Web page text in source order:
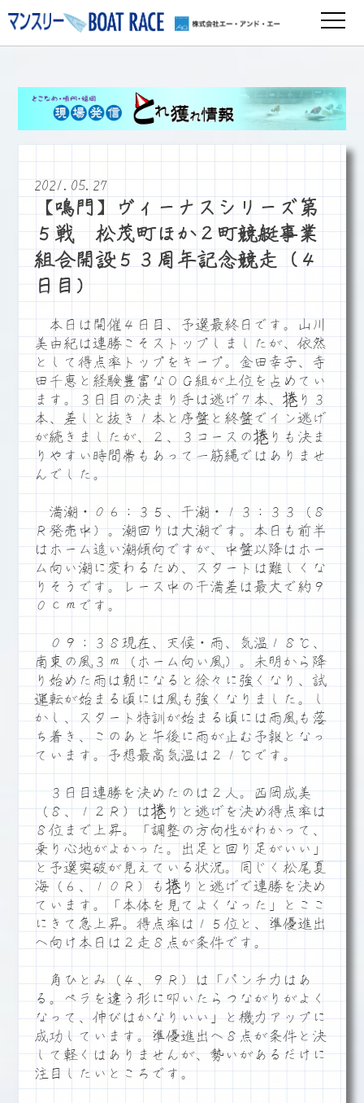
2021.05.27
【鳴門】ヴィーナスシリーズ第
５戦 松茂町ほか２町競艇事業
組合開設５３周年記念競走（４
日目）
本日は開催４日目、予選最終日です。山川
美由紀は連勝こそストップしましたが、依然
として得点率トップをキープ。金田幸子、寺
田千恵と経験豊富なＯＧ組が上位を占めてい
ます。３日目の決まり手は逃げ７本、捲り３
本、差しと抜き１本と序盤と終盤でイン逃げ
が続きましたが、２、３コースの捲りも決ま
りやすい時間帯もあって一筋縄ではありませ
んでした。
満潮・０６：３５、干潮・１３：３３（８
Ｒ発売中）。潮回りは大潮です。本日も前半
はホーム追い潮傾向ですが、中盤以降はホー
ム向い潮に変わるため、スタートは難しくな
りそうです。レース中の干満差は最大で約９
０ｃｍです。
０９：３８現在、天候・雨、気温１８℃、
南東の風３ｍ（ホーム向い風）。未明から降
り始めた雨は朝になると徐々に強くなり、試
運転が始まる頃には風も強くなりました。し
かし、スタート特訓が始まる頃には雨風も落
ち着き、このあと午後に雨が止む予報となっ
ています。予想最高気温は２１℃です。
３日目連勝を決めたのは２人。西岡成美
（８、１２Ｒ）は捲りと逃げを決め得点率は
８位まで上昇。「調整の方向性がわかって、
乗り心地がよかった。出足と回り足がいい」
と予選突破が見えている状況。同じく松尾夏
海（６、１０Ｒ）も捲りと逃げで連勝を決め
ています。「本体を見てよくなった」とここ
にきて急上昇。得点率は１５位と、準優進出
へ向け本日は２走８点が条件です。
角ひとみ（４、９Ｒ）は「パンチ力はあ
る。ペラを違う形に叩いたらつながりがよく
なって、伸びはかなりいい」と機力アップに
成功しています。準優進出へ８点が条件と決
して軽くはありませんが、勢いがあるだけに
注目したいところです。